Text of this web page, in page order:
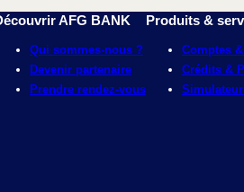
AFG BANK
Qui sommes-nous ?
Devenir partenaire
Prendre rendez-vous
Produits &
Comptes
Crédits &